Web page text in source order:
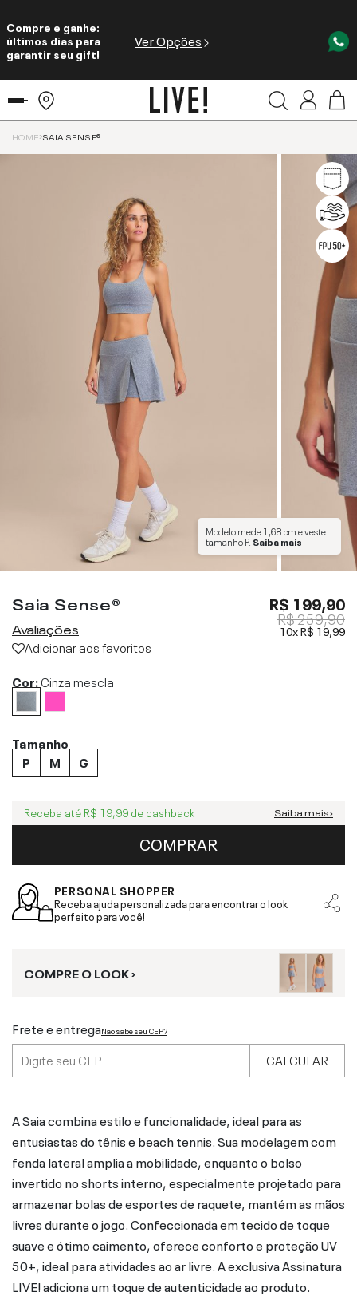
Compre e ganhe:
últimos dias para
garantir seu gift!
Ver Opções
HOME SAIA SENSE®
Modelo mede1,68 cme veste
tamanhoP. Saiba mais
Saia Sense®
Avaliações
Adicionar aos favoritos
R$ 199,90
R$ 259,90
10xR$ 19,99
Cor:Cinza mescla
Tamanho
P
M G
Receba até R$ 19,99 de cashback Saiba mais ›
COMPRAR
PERSONAL SHOPPER
Receba ajuda personalizada para encontrar o look
perfeito para você!
COMPRE O LOOK ›
Frete e entregaNão sabe seu CEP?
CALCULAR
A Saia combina estilo e funcionalidade, ideal para as
entusiastas do tênis e beach tennis. Sua modelagem com
fenda lateral amplia a mobilidade, enquanto o bolso
invertido no shorts interno, especialmente projetado para
armazenar bolas de esportes de raquete, mantém as mãos
livres durante o jogo. Confeccionada em tecido de toque
suave e ótimo caimento, oferece conforto e proteção UV
50+, ideal para atividades ao ar livre. A exclusiva Assinatura
LIVE! adiciona um toque de autenticidade ao produto.